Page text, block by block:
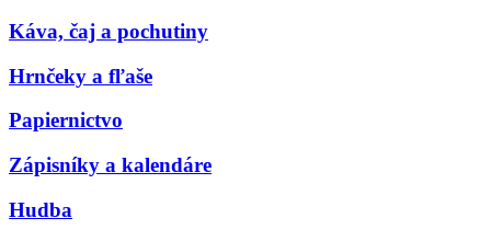
Káva, čaj a pochutiny
Hrnčeky a fľaše
Papiernictvo
Zápisníky a kalendáre
Hudba